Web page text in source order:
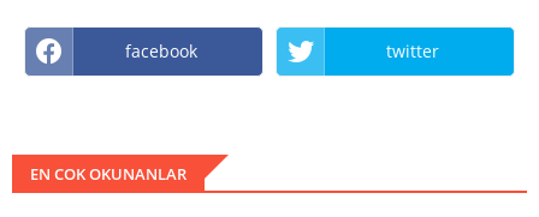
facebook twitter
EN COK OKUNANLAR